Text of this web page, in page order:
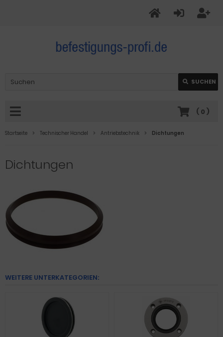
SUCHEN
( 0 )
Startseite Technischer Handel Antriebstechnik Dichtungen
Dichtungen
WEITERE UNTERKATEGORIEN: